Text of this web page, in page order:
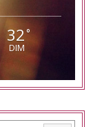
32°
DIM